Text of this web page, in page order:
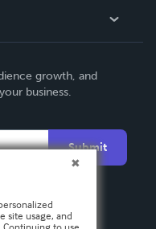
growth, and
business.
Submit
site usage, and